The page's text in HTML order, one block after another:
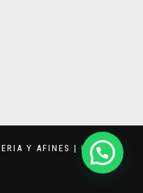
Y AFINES | KEVVAR